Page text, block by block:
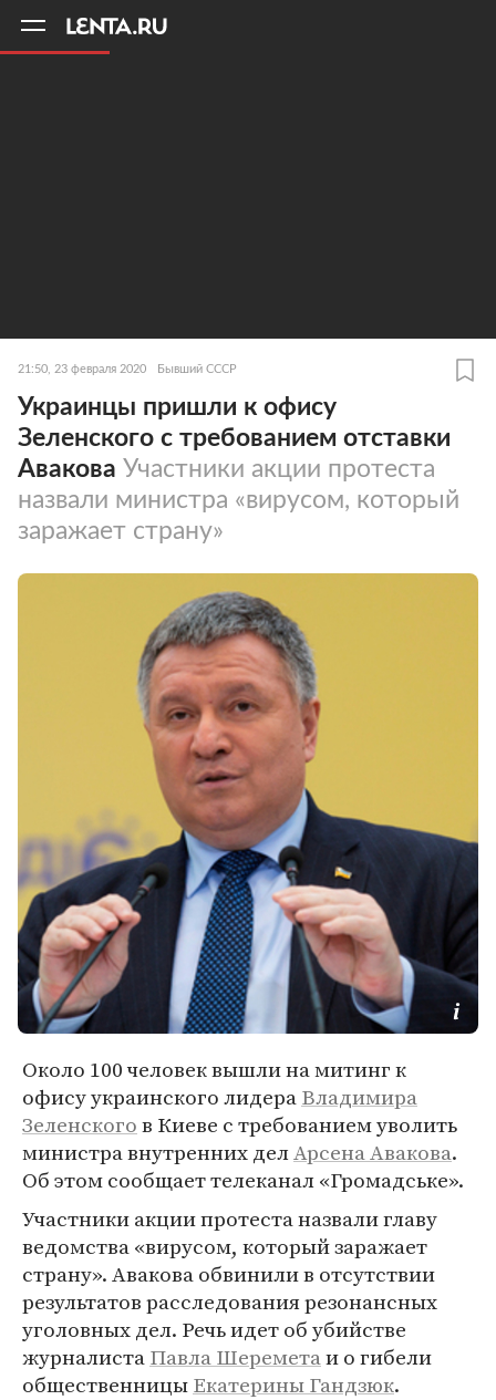
21:50, 23 февраля 2020 Бывший СССР
Украинцы пришли к офису
Зеленского с требованием отставки
Авакова Участники акции протеста
назвали министра «вирусом, который
заражает страну»
Около 100 человек вышли на митинг к
офису украинского лидераВладимира
Зеленскогов Киеве с требованием уволить
министра внутренних делАрсена Авакова.
Об этом сообщает телеканал «Громадське».
Участники акции протеста назвали главу
ведомства «вирусом, который заражает
страну». Авакова обвинили в отсутствии
результатов расследования резонансных
уголовных дел. Речь идет об убийстве
журналистаПавла Шереметаи о гибели
общественницыЕкатерины Гандзюк.